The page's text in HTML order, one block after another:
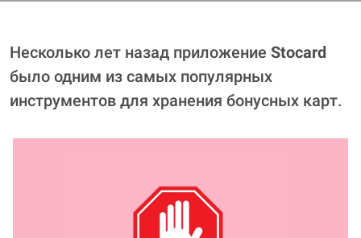
Несколько лет назад приложение Stocard
было одним из самых популярных
инструментов для хранения бонусных карт.